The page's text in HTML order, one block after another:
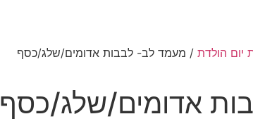
יום הולדת / מעמד לב- לבבות אדומים/שלג/כסף
אדומים/שלג/כסף